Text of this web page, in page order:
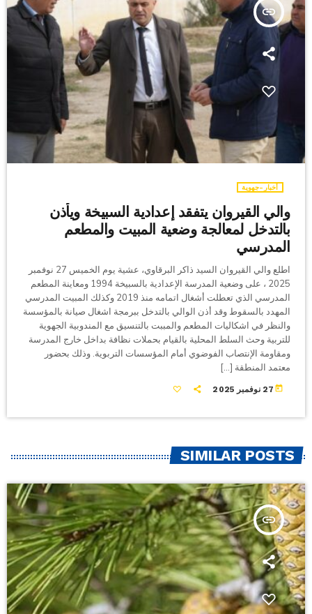
insert_link
أخبار-جهوية
والي القيروان يتفقد إعدادية السبيخة ويأذن
بالتدخل لمعالجة وضعية المبيت والمطعم
المدرسي
اطلع والي القيروان السيد ذاكر البرقاوي، عشية يوم الخميس 27 نوفمبر
2025 ، على وضعية المدرسة الإعدادية بالسبيخة 1994 ومعاينة المطعم
المدرسي الذي تعطلت أشغال اتمامه منذ 2019 وكذلك المبيت المدرسي
المهدد بالسقوط وقد أذن الوالي بالتدخل ببرمجة اشغال صيانة بالمؤسسة
والنظر في اشكاليات المطعم والمببت بالتنسيق مع المندوبية الجهوية
للتربية وحث السلط المحلية بالقيام بحملات نظافة بداخل خارج المدرسة
ومقاومة الإنتصاب الفوضوي أمام المؤسسات التربوية. وذلك بحضور
معتمد المنطقة […]
today 27 نوفمبر 2025
SIMILAR POSTS
insert_link